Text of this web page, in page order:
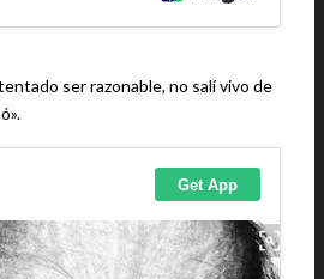
ser razonable, no salí vivo de